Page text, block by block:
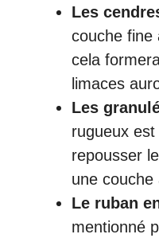
Les
couche fine
cela
limaces
Les
rugueux
repousser
une couche
Le ruban
mentionné